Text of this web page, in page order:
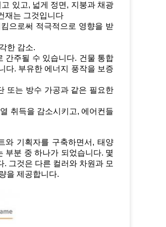
있고, 넓게 정면, 지붕과 채광
재는 그것입니다
으로써 적극적으로 영향을 받
한 감소.
간주될 수 있습니다. 건물 통합
다. 부유한 에너지 풍작을 보증
또는 방수 가공과 같은 필요한
취득을 감소시키고, 에어컨들
와 기획자를 구축하면서, 태양
부분 중 하나가 되었습니다. 몇
그것은 다른 컬러와 차원과 모
을 제공합니다.